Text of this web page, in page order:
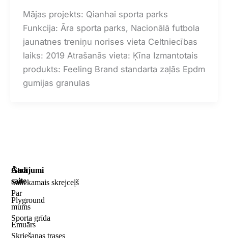
Mājas projekts: Qianhai sporta parks
Funkcija: Āra sporta parks, Nacionālā futbola
jaunatnes treniņu norises vieta Celtniecības
laiks: 2019 Atrašanās vieta: Ķīna Izmantotais
produkts: Feeling Brand standarta zaļās Epdm
gumijas granulas
Ātrā
saite
Par
mums
Emuārs
Gadījumi
Saliekamais skrejceļš
Plyground
Sporta grīda
Skriešanas trases